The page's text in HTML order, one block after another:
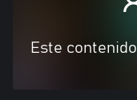
Este